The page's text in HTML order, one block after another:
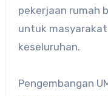
pekerjaan rumah
untuk
keseluruhan.
Pengembangan